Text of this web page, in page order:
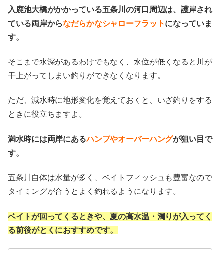
入鹿池大橋がかかっている五条川の河口周辺は、護岸され
ている両岸からなだらかなシャローフラット になっていま
す。
そこまで水深があるわけでもなく、水位が低くなると川が
干上がってしまい釣りができなくなります。
ただ、減水時に地形変化を覚えておくと、いざ釣りをする
ときに役立ちますよ。
満水時には両岸にあるハンプやオーバーハングが狙い目で
す。
五条川自体は水量が多く、ベイトフィッシュも豊富なので
タイミングが合うとよく釣れるようになります。
ベイトが回ってくるときや、夏の高水温・濁りが入ってく
る前後がとくにおすすめです。